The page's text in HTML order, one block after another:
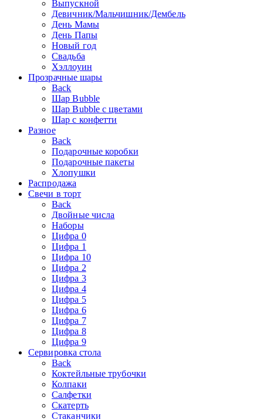
Выпускной
Девичник/Мальчишник/Дембель
День Мамы
День Папы
Новый год
Свадьба
Хэллоуин
Прозрачные шары
Back
Шар Bubble
Шар Bubble с цветами
Шар с конфетти
Разное
Back
Подарочные коробки
Подарочные пакеты
Хлопушки
Распродажа
Свечи в торт
Back
Двойные числа
Наборы
Цифра 0
Цифра 1
Цифра 10
Цифра 2
Цифра 3
Цифра 4
Цифра 5
Цифра 6
Цифра 7
Цифра 8
Цифра 9
Сервировка стола
Back
Коктейльные трубочки
Колпаки
Салфетки
Скатерть
Стаканчики